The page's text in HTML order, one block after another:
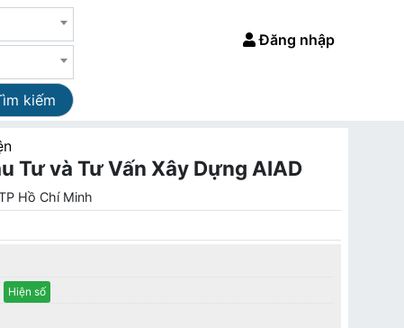
kiếm
Đăng nhập
Tư và Tư Vấn Xây Dựng AIAD
Hồ Chí Minh
Hiện số